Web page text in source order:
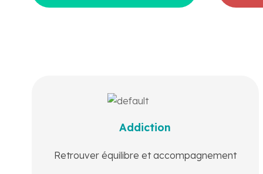
Addiction
Retrouver équilibre et accompagnement
Que ce soit une dépendance à l’alcool, au tabac,
aux drogues ou aux écrans, des structures
locales et des professionnels sont là pour vous
reprendre le contrôle.